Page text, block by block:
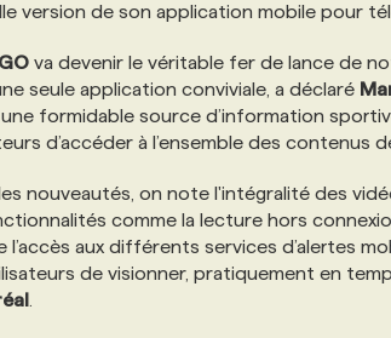
AVEC NOUS
CHOISIR NOS FORMATIONS
DE SUBVENTIONS
AVEC NOUS
version de son application mobile pour
va devenir le véritable fer de lance de
seule application conviviale, a déclaré
une formidable source d’information
d’accéder à l’ensemble des contenus
nouveautés, on note l'intégralité des
comme la lecture hors
l’accès aux différents services d’alertes
de visionner, pratiquement en